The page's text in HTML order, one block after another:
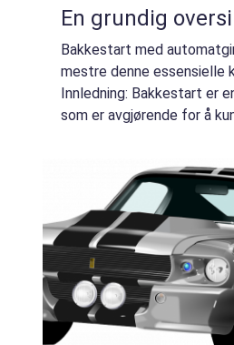
En grundig
Bakkestart med
mestre denne essensielle
Innledning: Bakkestart er
som er avgjørende for å